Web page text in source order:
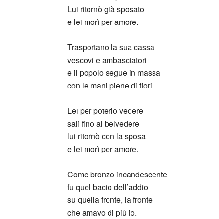
Lui ritornò già sposato
e lei morì per amore.
Trasportano la sua cassa
vescovi e ambasciatori
e il popolo segue in massa
con le mani piene di fiori
Lei per poterlo vedere
salì fino al belvedere
lui ritornò con la sposa
e lei morì per amore.
Come bronzo incandescente
fu quel bacio dell’addio
su quella fronte, la fronte
che amavo di più io.